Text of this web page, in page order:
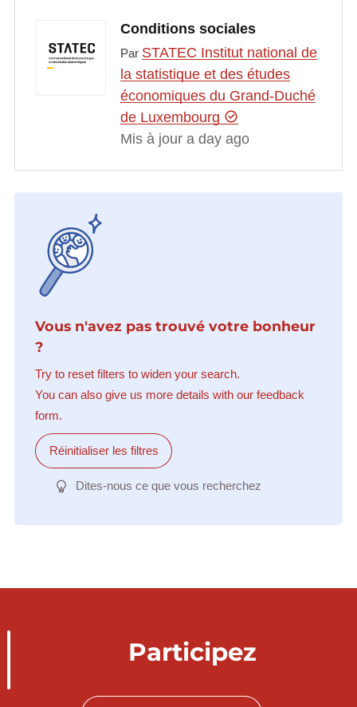
Conditions sociales
Par STATEC Institut national de
la statistique et des études
économiques du Grand-Duché
de Luxembourg
Mis à jour a day ago
Vous n'avez pas trouvé votre bonheur
?
Try to reset filters to widen your search.
You can also give us more details with our feedback
form.
Réinitialiser les filtres
Dites-nous ce que vous recherchez
Participez